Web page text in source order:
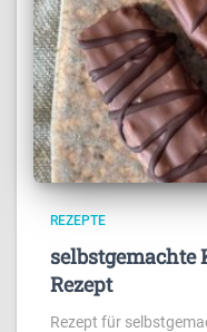
REZEPTE
selbstgemachte
Rezept
Rezept für